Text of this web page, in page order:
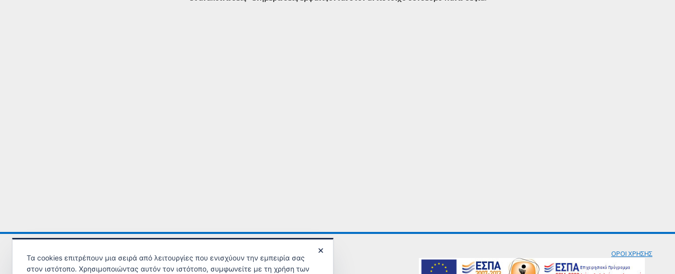
ΟΡΟΙ ΧΡΗΣΗΣ
✕
Τα cookies επιτρέπουν μια σειρά από λειτουργίες που ενισχύουν την εμπειρία σας
στον ιστότοπο. Χρησιμοποιώντας αυτόν τον ιστότοπο, συμφωνείτε με τη χρήση των